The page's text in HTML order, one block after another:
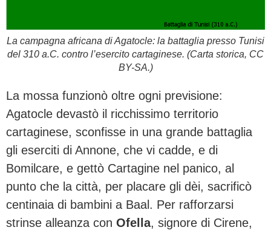
La campagna africana di Agatocle: la battaglia presso Tunisi
del 310 a.C. contro l’esercito cartaginese. (Carta storica, CC
BY-SA.)
La mossa funzionò oltre ogni previsione:
Agatocle devastò il ricchissimo territorio
cartaginese, sconfisse in una grande battaglia
gli eserciti di Annone, che vi cadde, e di
Bomilcare, e gettò Cartagine nel panico, al
punto che la città, per placare gli dèi, sacrificò
centinaia di bambini a Baal. Per rafforzarsi
strinse alleanza con Ofella, signore di Cirene,